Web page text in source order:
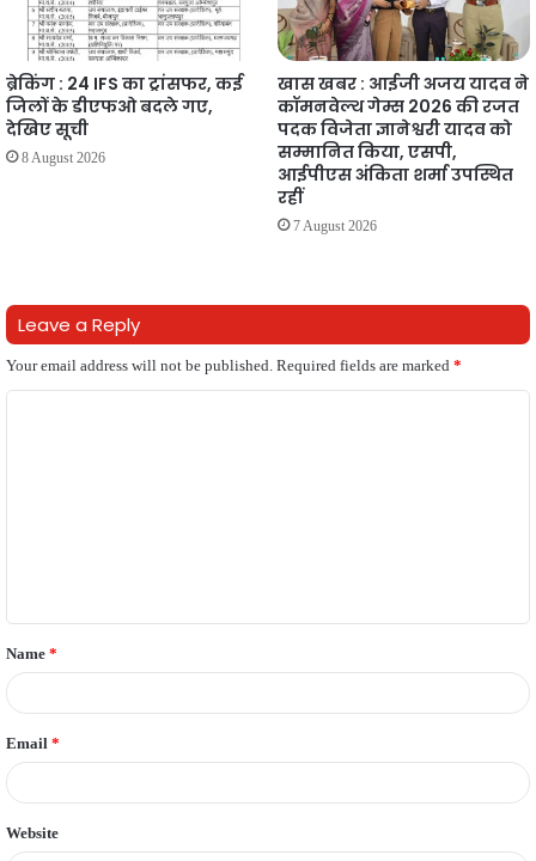
ब्रेकिंग : 24 IFS का ट्रांसफर, कई
जिलों के डीएफओ बदले गए,
देखिए सूची
8 August 2026
खास खबर : आईजी अजय यादव ने
कॉमनवेल्थ गेम्स 2026 की रजत
पदक विजेता ज्ञानेश्वरी यादव को
सम्मानित किया, एसपी,
आईपीएस अंकिता शर्मा उपस्थित
रहीं
7 August 2026
Leave a Reply
Your email address will not be published. Required fields are marked *
t
*
Name *
Email *
Website